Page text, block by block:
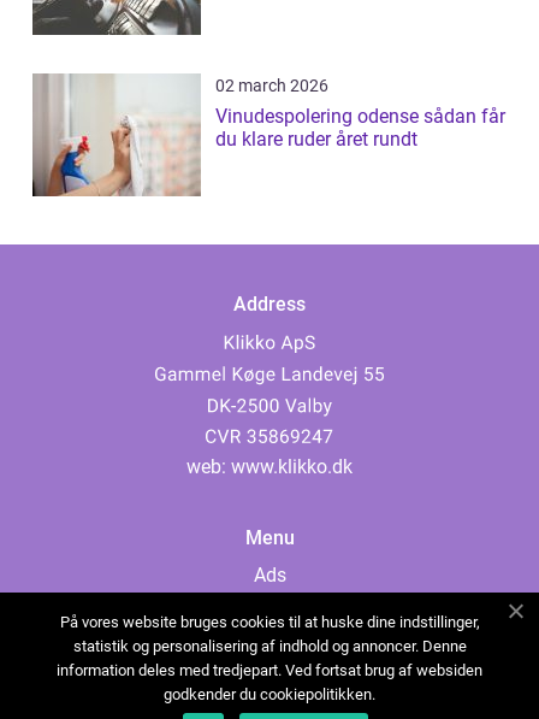
02 march 2026
Vinudespolering odense sådan får
du klare ruder året rundt
Address
web: www.klikko.dk
Menu
Ads
Cookies
Contact
Sitemap
På vores website bruges cookies til at huske dine indstillinger,
statistik og personalisering af indhold og annoncer. Denne
information deles med tredjepart. Ved fortsat brug af websiden
godkender du cookiepolitikken.